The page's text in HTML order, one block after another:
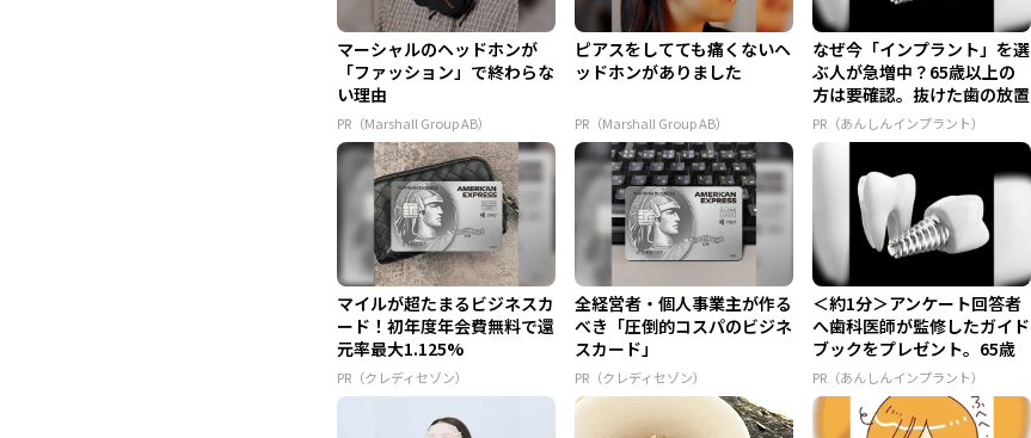
マーシャルのヘッドホンが
「ファッション」で終わらな
い理由
PR（Marshall Group AB）
ピアスをしてても痛くないヘ
ッドホンがありました
PR（Marshall Group AB）
なぜ今「インプラント」を選
ぶ人が急増中？65歳以上の
方は要確認。抜けた歯の放置
は...
PR（あんしんインプラント）
マイルが超たまるビジネスカ
ード！初年度年会費無料で還
元率最大1.125%
PR（クレディセゾン）
全経営者・個人事業主が作る
べき「圧倒的コスパのビジネ
スカード」
PR（クレディセゾン）
＜約1分＞アンケート回答者
へ歯科医師が監修したガイド
ブックをプレゼント。65歳
以...
PR（あんしんインプラント）